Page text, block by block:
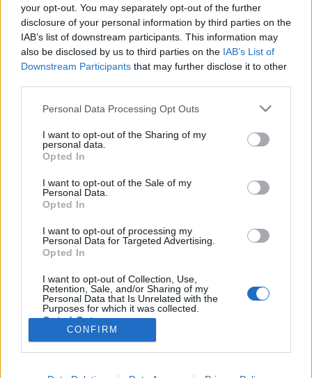
your opt-out. You may separately opt-out of the further
disclosure of your personal information by third parties on the
IAB’s list of downstream participants. This information may
also be disclosed by us to third parties on the IAB’s List of
Downstream Participants that may further disclose it to other
Please note that this website/app uses one or more Google
not limited to your visit or usage behaviour. You may click to
grant or deny consent to Google and its third-party tags to
use your data for below specified purposes in below Google
consent section.
Personal Data Processing Opt Outs
I want to opt-out of the Sharing of my
personal data.
Opted In
I want to opt-out of the Sale of my
Personal Data.
Opted In
I want to opt-out of processing my
Personal Data for Targeted Advertising.
Opted In
I want to opt-out of Collection, Use,
Retention, Sale, and/or Sharing of my
Personal Data that Is Unrelated with the
Purposes for which it was collected.
Opted Out
Google consents
I want to allow Google to enable storage
CONFIRM
A TILOS MARATON a Tilos Rádió adománygyűjtő
eseménye – tudomásunk szerint a legnagyobb hazai
ingyenes fesztivál – június 6–14-ig tart, minden nap
délután 4-től hajnalig a Dürer Kertben! A Tilos
Maraton minden napja valamely tematika köré
szerveződik, így június 10-én…
Slam fesztivál cseh, szlovák és
lengyel slammerek részvételével
szlavtextus•2013. június 04.
és lengyel slammerek részvételével a Tilos Rádió és a
Margó Festival szervezésében. A fesztivál több
klubban, a Mika Tivadar Mulatóban és a Dürer-
kertben zajlik. Időpont: 2013.…